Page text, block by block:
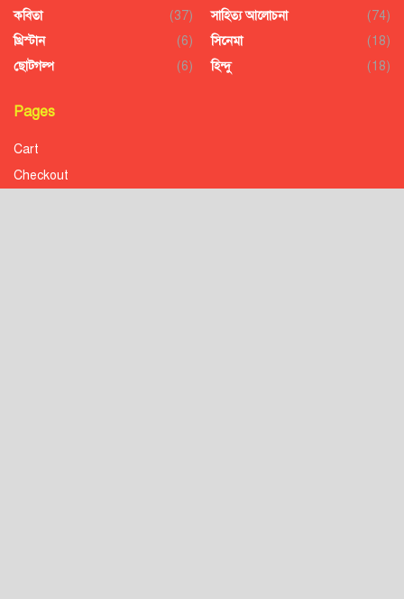
কবিতা
(37)
খ্রিস্টান
(6)
ছোটগল্প
(6)
সাহিত্য আলোচনা
(74)
সিনেমা
(18)
হিন্দু
(18)
Pages
Cart
Checkout